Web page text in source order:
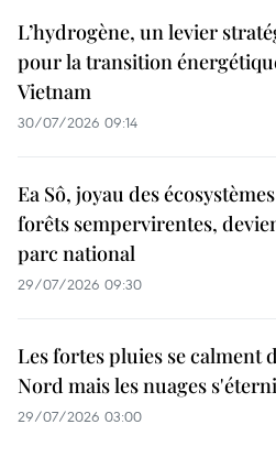
L’hydrogène, un levier
pour la transition
Vietnam
30/07/2026 09:14
Ea Sô, joyau des
forêts sempervirentes,
parc national
29/07/2026 09:30
Les fortes pluies se calment
Nord mais les nuages
29/07/2026 03:00